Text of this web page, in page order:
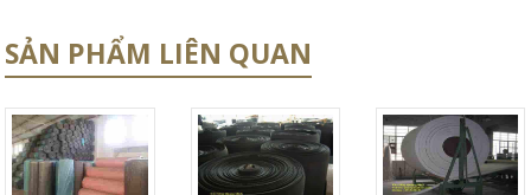
SẢN PHẨM LIÊN QUAN